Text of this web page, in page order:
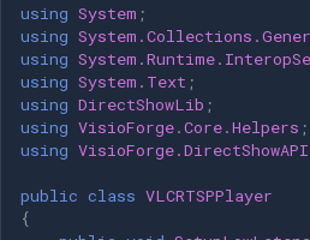
using System ;
using
using
using System.Text ;
using DirectShowLib ;
using VisioForge.Core.Helpers ;
using VisioForge.DirectShowAPI
public class VLCRTSPPlayer
{